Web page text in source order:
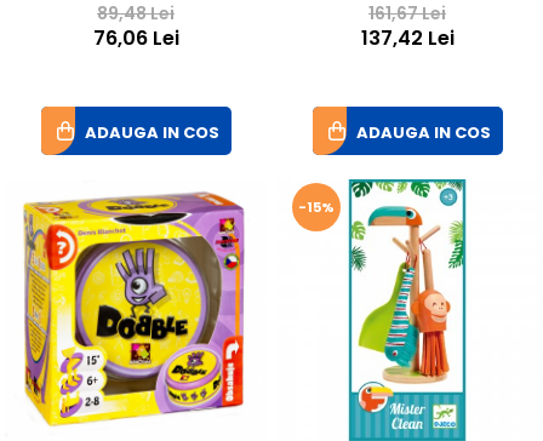
89,48 Lei
76,06 Lei
ADAUGA IN COS
161,67 Lei
137,42 Lei
ADAUGA IN COS
-15%